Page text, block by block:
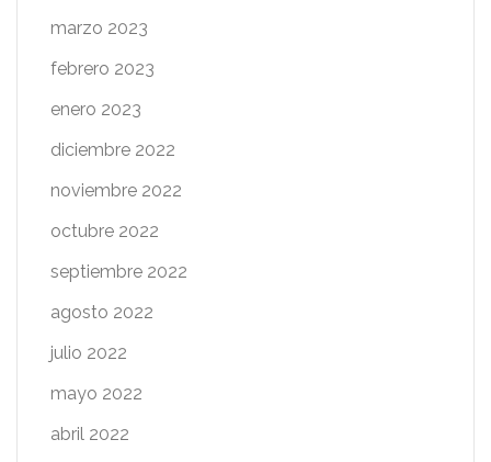
marzo 2023
febrero 2023
enero 2023
diciembre 2022
noviembre 2022
octubre 2022
septiembre 2022
agosto 2022
julio 2022
mayo 2022
abril 2022